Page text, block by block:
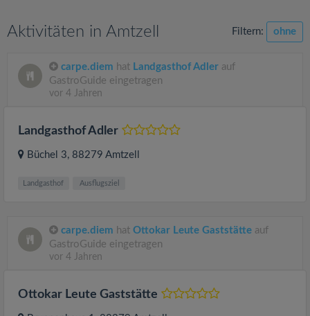
Aktivitäten in Amtzell Filtern: ohne
carpe.diem hat Landgasthof Adler auf
GastroGuide eingetragen
vor 4 Jahren
Landgasthof Adler
Büchel 3, 88279 Amtzell
Landgasthof Ausflugsziel
carpe.diem hat Ottokar Leute Gaststätte auf
GastroGuide eingetragen
vor 4 Jahren
Ottokar Leute Gaststätte